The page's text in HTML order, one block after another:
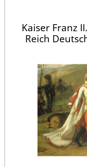
Kaiser Franz
Reich